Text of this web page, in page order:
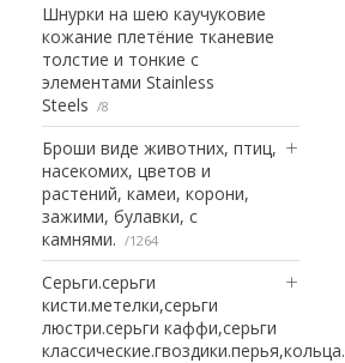
Шнурки на шею каучуковие
кожание плетёние тканевие
толстие и тонкие с
элементами Stainless
Steels
8
Броши виде животних, птиц,
насекомих, цветов и
растений, камеи, корони,
зажими, булавки, с
камнями.
1264
Серьги.серьги
кисти.метелки,серьги
люстри.серьги каффи,серьги
классические.гвоздики.перья,кольца.